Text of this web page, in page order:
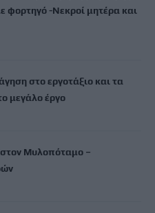
φορτηγό -Νεκροί μητέρα και
στο εργοτάξιο και τα
μεγάλο έργο
στον Μυλοπόταμο –